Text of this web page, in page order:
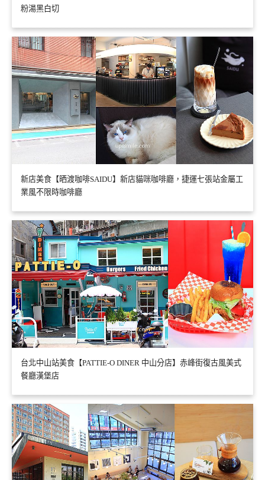
粉湯黑白切
新店美食【晒渡咖啡SAIDU】新店貓咪咖啡廳，捷運七張站金屬工
業風不限時咖啡廳
台北中山站美食【PATTIE-O DINER 中山分店】赤峰街復古風美式
餐廳漢堡店